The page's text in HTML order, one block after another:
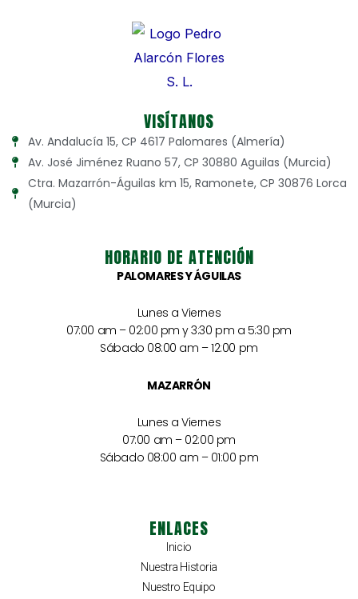
VISÍTANOS
Av. Andalucía 15, CP 4617 Palomares (Almería)
Av. José Jiménez Ruano 57, CP 30880 Aguilas (Murcia)
Ctra. Mazarrón-Águilas km 15, Ramonete, CP 30876 Lorca
(Murcia)
HORARIO DE ATENCIÓN
PALOMARES Y ÁGUILAS
Lunes a Viernes
07:00 am – 02:00 pm y 3:30 pm a 5:30 pm
Sábado 08:00 am – 12:00 pm
MAZARRÓN
Lunes a Viernes
07:00 am – 02:00 pm
Sábado 08:00 am – 01:00 pm
ENLACES
Inicio
Nuestra Historia
Nuestro Equipo